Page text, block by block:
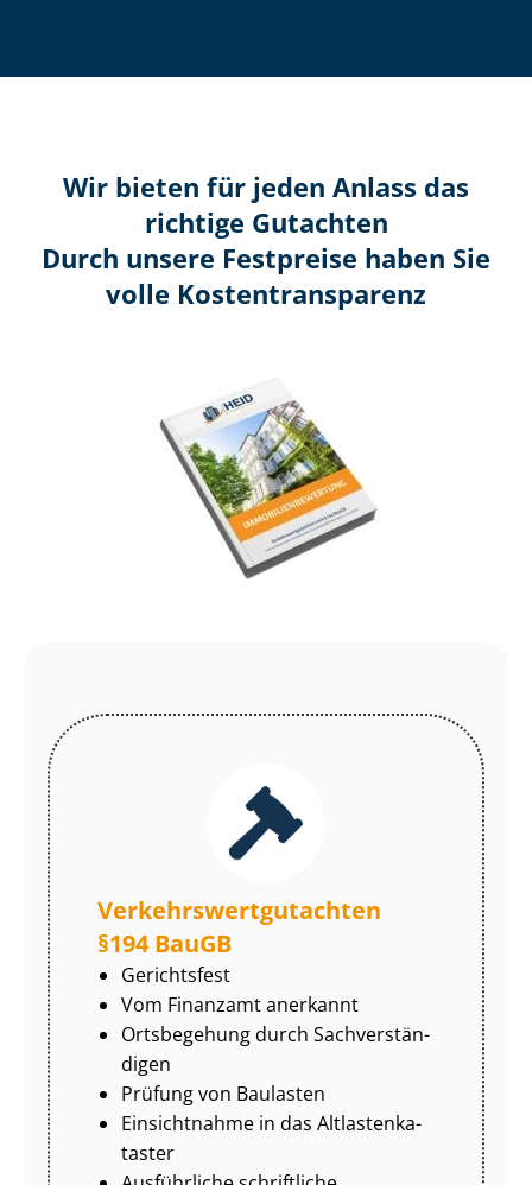
Wir bieten für jeden Anlass das
richtige Gutachten
Durch unsere Festpreise haben Sie
volle Kosten­transparenz
Ver­kehrs­wert­gut­ach­ten
§194 BauGB
Gerichtsfest
Vom Finanzamt anerkannt
Ortsbegehung durch Sach­ver­stän­
di­gen
Prüfung von Baulasten
Einsichtnahme in das Alt­las­ten­ka­
tas­ter